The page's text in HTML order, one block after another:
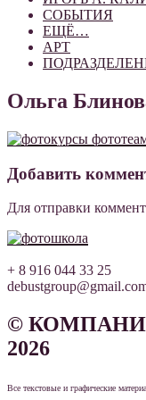
СОБЫТИЯ
ЕЩЁ…
АРТ
Ольга
Добавить
Для отправки
+ 8 916 044 33 25
©
2026
Все текстовые и графические